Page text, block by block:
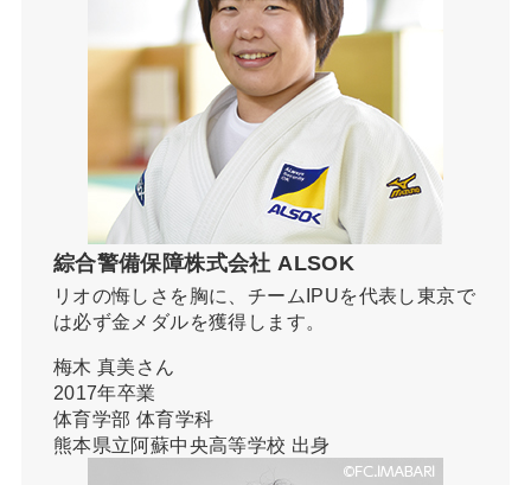
綜合警備保障株式会社 ALSOK
リオの悔しさを胸に、チームIPUを代表し東京で
は必ず金メダルを獲得します。
梅木 真美さん
2017年卒業
体育学部 体育学科
熊本県立阿蘇中央高等学校 出身